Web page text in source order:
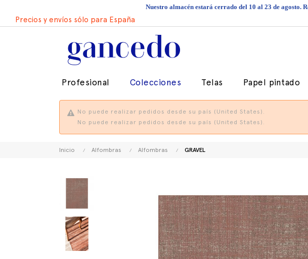
Nuestro almacén estará cerrado del 10 al 23 de agosto.
Precios y envíos sólo para España
Profesional Colecciones Telas Papel pintado
No puede realizar pedidos desde su país (United States).
No puede realizar pedidos desde su país (United States).
Inicio Alfombras Alfombras GRAVEL